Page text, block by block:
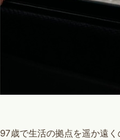
97歳で生活の拠点を遥か遠く